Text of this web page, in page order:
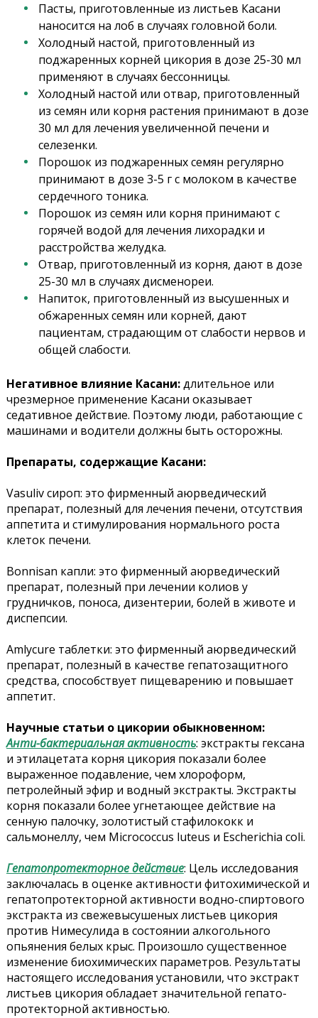
Пасты, приготовленные из листьев Касани
наносится на лоб в случаях головной боли.
Холодный настой, приготовленный из
поджаренных корней цикория в дозе 25-30 мл
применяют в случаях бессонницы.
Холодный настой или отвар, приготовленный
из семян или корня растения принимают в дозе
30 мл для лечения увеличенной печени и
селезенки.
Порошок из поджаренных семян регулярно
принимают в дозе 3-5 г с молоком в качестве
сердечного тоника.
Порошок из семян или корня принимают с
горячей водой для лечения лихорадки и
расстройства желудка.
Отвар, приготовленный из корня, дают в дозе
25-30 мл в случаях дисменореи.
Напиток, приготовленный из высушенных и
обжаренных семян или корней, дают
пациентам, страдающим от слабости нервов и
общей слабости.
Негативное влияние Касани:длительное или
чрезмерное применение Касани оказывает
седативное действие. Поэтому люди, работающие с
машинами и водители должны быть осторожны.
Препараты, содержащие Касани:
Vasuliv сироп: это фирменный аюрведический
препарат, полезный для лечения печени, отсутствия
аппетита и стимулирования нормального роста
клеток печени.
Bonnisan капли: это фирменный аюрведический
препарат, полезный при лечении колиов у
грудничков, поноса, дизентерии, болей в животе и
диспепсии.
Amlycure таблетки: это фирменный аюрведический
препарат, полезный в качестве гепатозащитного
средства, способствует пищеварению и повышает
аппетит.
Научные статьи о цикории обыкновенном:
Анти-бактериальная активность: экстракты гексана
и этилацетата корня цикория показали более
выраженное подавление, чем хлороформ,
петролейный эфир и водный экстракты. Экстракты
корня показали более угнетающее действие на
сенную палочку, золотистый стафилококк и
сальмонеллу, чем Micrococcus luteus и Escherichia coli.
Гепатопротекторное действие: Цель исследования
заключалась в оценке активности фитохимической и
гепатопротекторной активности водно-спиртового
экстракта из свежевысушеных листьев цикория
против Нимесулида в состоянии алкогольного
опьянения белых крыс. Произошло существенное
изменение биохимических параметров. Результаты
настоящего исследования установили, что экстракт
листьев цикория обладает значительной гепато-
протекторной активностью.